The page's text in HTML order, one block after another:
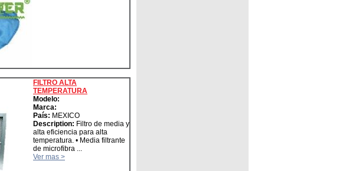
FILTRO ALTA
TEMPERATURA
Modelo:
Marca:
País: MEXICO
Description: Filtro de media y
alta eficiencia para alta
temperatura. • Media filtrante
de microfibra ...
Ver mas >